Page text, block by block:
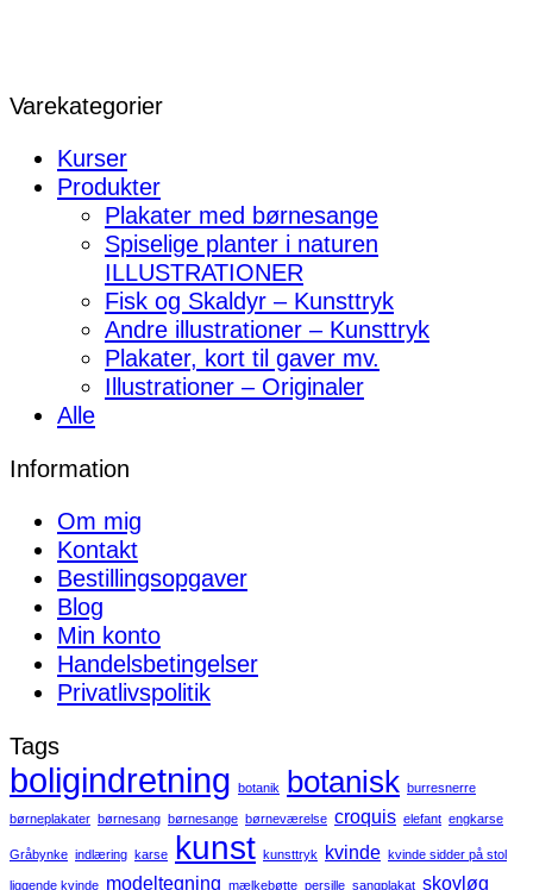
Varekategorier
Kurser
Produkter
Plakater med børnesange
Spiselige planter i naturen
ILLUSTRATIONER
Fisk og Skaldyr – Kunsttryk
Andre illustrationer – Kunsttryk
Plakater, kort til gaver mv.
Illustrationer – Originaler
Alle
Information
Om mig
Kontakt
Bestillingsopgaver
Blog
Min konto
Handelsbetingelser
Privatlivspolitik
Tags
boligindretning botanik botanisk burresnerre
børneplakater børnesang børnesange børneværelse croquis elefant engkarse
Gråbynke indlæring karse kunst kunsttryk kvinde kvinde sidder på stol
liggende kvinde modeltegning mælkebøtte persille sangplakat skovløg